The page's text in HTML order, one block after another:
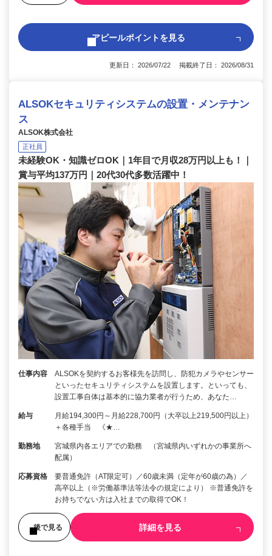
アピールポイントを見る
更新日： 2026/07/22 掲載終了日： 2026/08/31
ALSOKセキュリティシステムの設置・メンテナン
ス
ALSOK株式会社
正社員
未経験OK・知識ゼロOK｜1年目で月収28万円以上も！｜
賞与平均137万円｜20代30代多数活躍中！
仕事内容
ALSOKを契約するお客様先を訪問し、防犯カメラやセンサー
といったセキュリティシステムを設置します。といっても、
設置工事自体は基本的に協力業者が行うため、あなた…
給与
月給194,300円～月給228,700円（大卒以上219,500円以上）
＋各種手当 《★…
勤務地
宮城県内各エリアでの勤務 （宮城県内いずれかの事業所へ
配属）
応募資格
要普通免許（AT限定可）／60歳未満（定年が60歳の為）／
高卒以上（※労働基準法等法令の規定により） ※普通免許を
お持ちでない方は入社までの取得でOK！
後で見る 詳細を見る